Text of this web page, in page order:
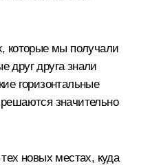
которые мы получали
друг друга знали
горизонтальные
значительно
новых местах, куда